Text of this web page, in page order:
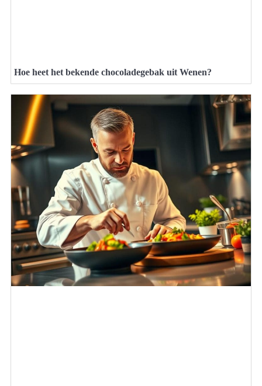
Hoe heet het bekende chocoladegebak uit Wenen?